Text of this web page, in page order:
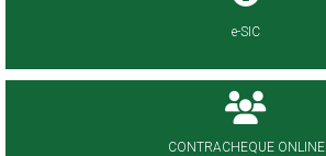
e-SIC
CONTRACHEQUE ONLINE